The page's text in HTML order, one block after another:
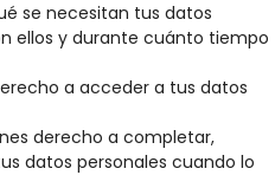
se necesitan tus datos
ellos y durante cuánto tiempo
a acceder a tus datos
derecho a completar,
datos personales cuando lo